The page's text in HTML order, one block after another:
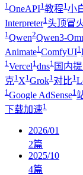
1 OneAPI1 教程1 小
Interpreter1 头顶冒
1 Qwen2Qwen3-
Animate1 ComfyUI1
1 Vercel1 dns1 国内
克1 X1 Grok1 对比1
1 Google AdSense1
下载加速1
2026/01
2篇
2025/10
4篇